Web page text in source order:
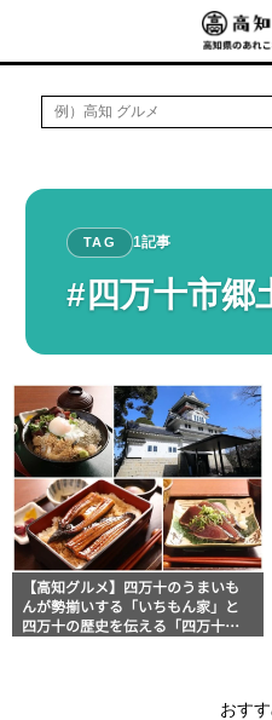
TAG 1記事
#四万十市郷
【高知グルメ】四万十のうまいも
んが勢揃いする「いちもん家」と
四万十の歴史を伝える「四万十市
おす